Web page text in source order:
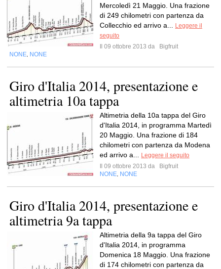
Mercoledì 21 Maggio. Una frazione
di 249 chilometri con partenza da
Collecchio ed arrivo a...
Leggere il
seguito
Il 09 ottobre 2013 da
Bigfruit
NONE NONE
Giro d'Italia 2014, presentazione e
altimetria 10a tappa
Altimetria della 10a tappa del Giro
d'Italia 2014, in programma Martedì
20 Maggio. Una frazione di 184
chilometri con partenza da Modena
ed arrivo a...
Leggere il seguito
Il 09 ottobre 2013 da
Bigfruit
NONE NONE
Giro d'Italia 2014, presentazione e
altimetria 9a tappa
Altimetria della 9a tappa del Giro
d'Italia 2014, in programma
Domenica 18 Maggio. Una frazione
di 174 chilometri con partenza da